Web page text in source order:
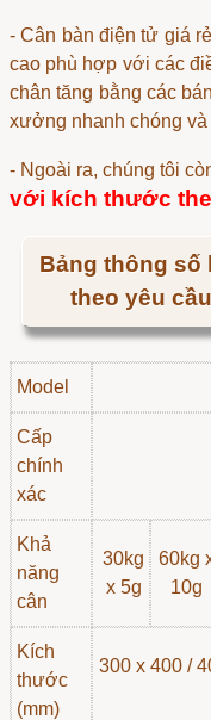
-Cân bàn điện tử giá rẻ
cao phù hợp với các
chân tăng bằng các
xưởng nhanh chóng và
- Ngoài ra, chúng tôi
với kích thước
Bảng thông số
theo yêu
Model
Cấp
chính
xác
Khả
năng
cân
30kg
x 5g
60kg
10g
Kích
thước
(mm)
300 x 400 /